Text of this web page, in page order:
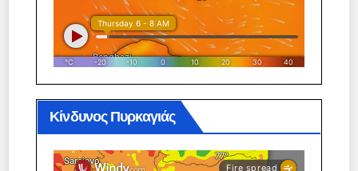
Κίνδυνος Πυρκαγιάς